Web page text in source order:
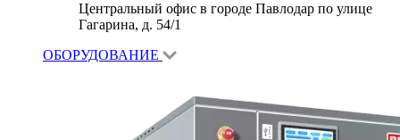
Центральный офис в городе Павлодар по улице
Гагарина, д. 54/1
ОБОРУДОВАНИЕ